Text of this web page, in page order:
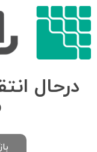
درحال